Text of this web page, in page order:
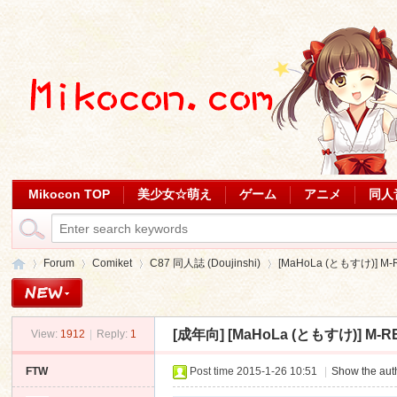
Mikocon TOP 美少女☆萌え ゲーム アニメ 同人
Forum
›
Comiket
›
C87 同人誌 (Doujinshi)
›
[MaHoLa (ともすけ)]
View: 1912 Reply: 1 [成年向] [MaHoLa (ともすけ)] M-
FTW Post time 2015-1-26 10:51 Show the